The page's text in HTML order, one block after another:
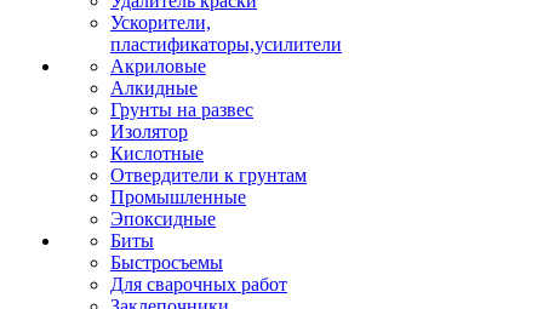
Ускорители,
пластификаторы,усилители
Акриловые
Алкидные
Грунты на развес
Изолятор
Кислотные
Отвердители к грунтам
Промышленные
Эпоксидные
Биты
Быстросъемы
Для сварочных работ